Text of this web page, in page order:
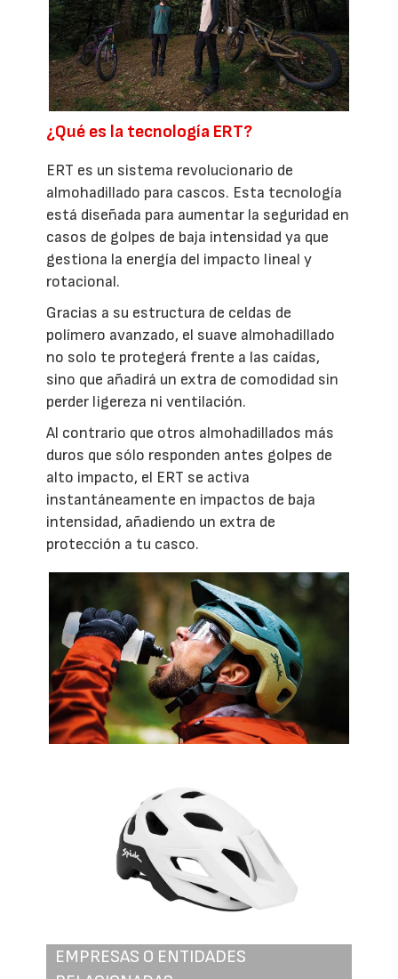
¿Qué es la tecnología ERT?
ERT es un sistema revolucionario de
almohadillado para cascos. Esta tecnología
está diseñada para aumentar la seguridad en
casos de golpes de baja intensidad ya que
gestiona la energía del impacto lineal y
rotacional.
Gracias a su estructura de celdas de
polímero avanzado, el suave almohadillado
no solo te protegerá frente a las caídas,
sino que añadirá un extra de comodidad sin
perder ligereza ni ventilación.
Al contrario que otros almohadillados más
duros que sólo responden antes golpes de
alto impacto, el ERT se activa
instantáneamente en impactos de baja
intensidad, añadiendo un extra de
protección a tu casco.
EMPRESAS O ENTIDADES